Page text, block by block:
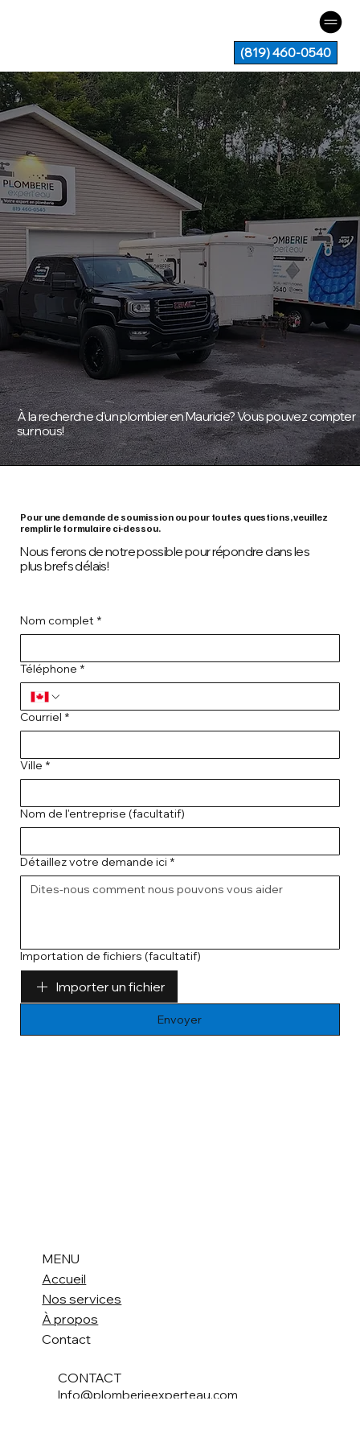
(819) 460-0540
Pour une demande de soumission ou pour toutes questions, veuillez
remplir le formulaire ci-dessou.
Nous ferons de notre possible pour répondre dans les
plus brefs délais!
Nom complet *
Téléphone *
Courriel *
Ville *
Nom de l'entreprise (facultatif)
Détaillez votre demande ici *
Importation de fichiers (facultatif)
Importer un fichier
Envoyer
À la recherche d'un plombier en Mauricie? Vous pouvez compter
sur nous!
MENU
Accueil
Nos services
À propos
Contact
CONTACT
Info@plomberieexperteau.com